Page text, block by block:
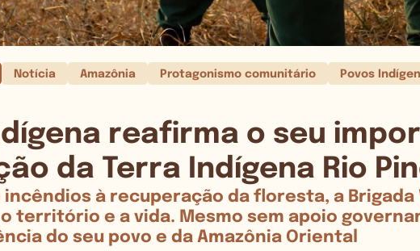
Notícia Amazônia Protagonismo comunitário Povos
reafirma o seu
da Terra Indígena Rio
incêndios à recuperação da floresta, a Brigada
território e a vida. Mesmo sem apoio
do seu povo e da Amazônia Oriental